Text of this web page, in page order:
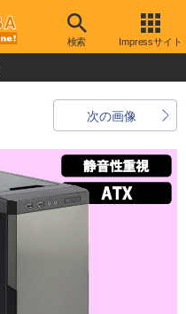
検索 Impressサイト
次の画像